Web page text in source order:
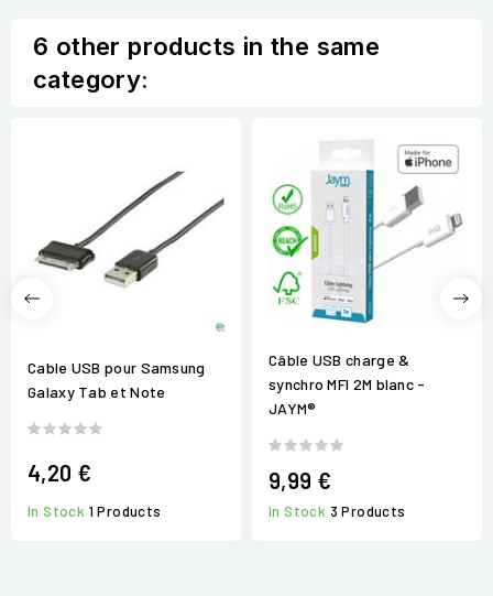
6 other products in the same
category:
Cable USB pour Samsung
Galaxy Tab et Note
4,20 €
In Stock 1 Products
Câble USB charge &
synchro MFI 2M blanc -
JAYM®
9,99 €
In Stock 3 Products